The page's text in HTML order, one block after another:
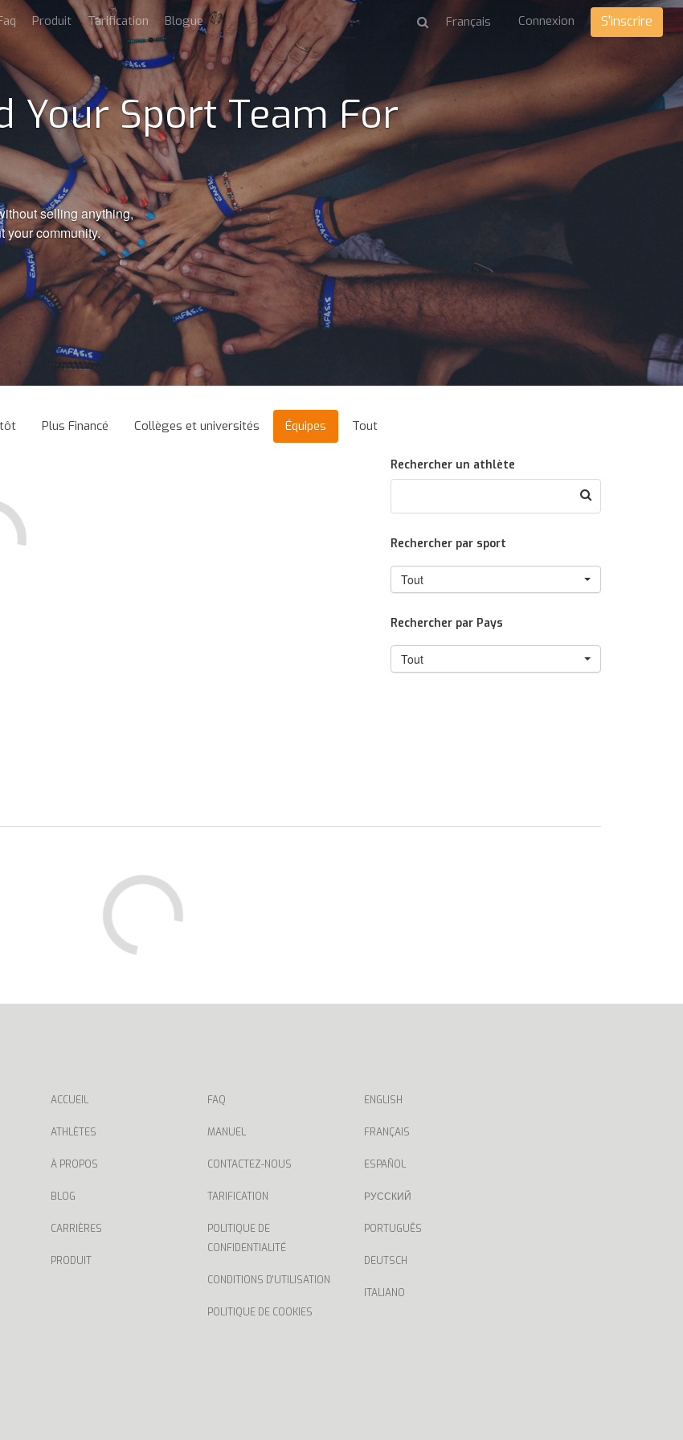
Produit Tarification Blogue Connexion S'inscrire
Your Sport Team For
selling anything,
your community.
Plus Financé Collèges et universités Équipes Tout
Rechercher un athlète
Rechercher par sport
Tout
Rechercher par Pays
Tout
ACCUEIL
ATHLÈTES
À PROPOS
BLOG
CARRIÈRES
PRODUIT
FAQ
MANUEL
CONTACTEZ-NOUS
TARIFICATION
POLITIQUE DE
CONFIDENTIALITÉ
CONDITIONS D'UTILISATION
POLITIQUE DE COOKIES
ENGLISH
FRANÇAIS
ESPAÑOL
РУССКИЙ
PORTUGUÊS
DEUTSCH
ITALIANO